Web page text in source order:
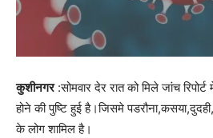
कुशीनगर:सोमवार देर रात को मिले जांच
होने की पुष्टि हुई है।जिसमे
के लोग शामिल है।